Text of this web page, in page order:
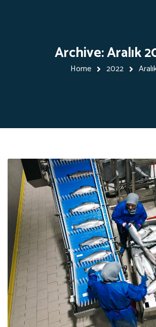
Archive: Aralık
Home 2022